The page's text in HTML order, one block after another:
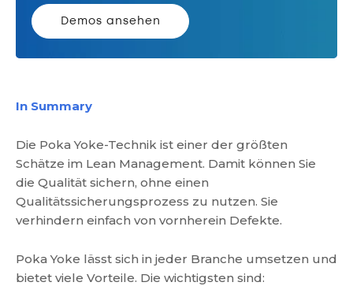
Demos ansehen
In Summary
Die Poka Yoke-Technik ist einer der größten
Schätze im Lean Management. Damit können Sie
die Qualität sichern, ohne einen
Qualitätssicherungsprozess zu nutzen. Sie
verhindern einfach von vornherein Defekte.
Poka Yoke lässt sich in jeder Branche umsetzen und
bietet viele Vorteile. Die wichtigsten sind: